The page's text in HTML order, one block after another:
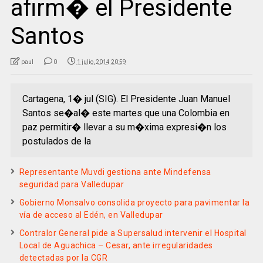
afirm� el Presidente
Santos
paul 0 1 julio, 2014 20:59
Cartagena, 1� jul (SIG). El Presidente Juan Manuel
Santos se�al� este martes que una Colombia en
paz permitir� llevar a su m�xima expresi�n los
postulados de la
Representante Muvdi gestiona ante Mindefensa
seguridad para Valledupar
Gobierno Monsalvo consolida proyecto para pavimentar la
vía de acceso al Edén, en Valledupar
Contralor General pide a Supersalud intervenir el Hospital
Local de Aguachica – Cesar, ante irregularidades
detectadas por la CGR